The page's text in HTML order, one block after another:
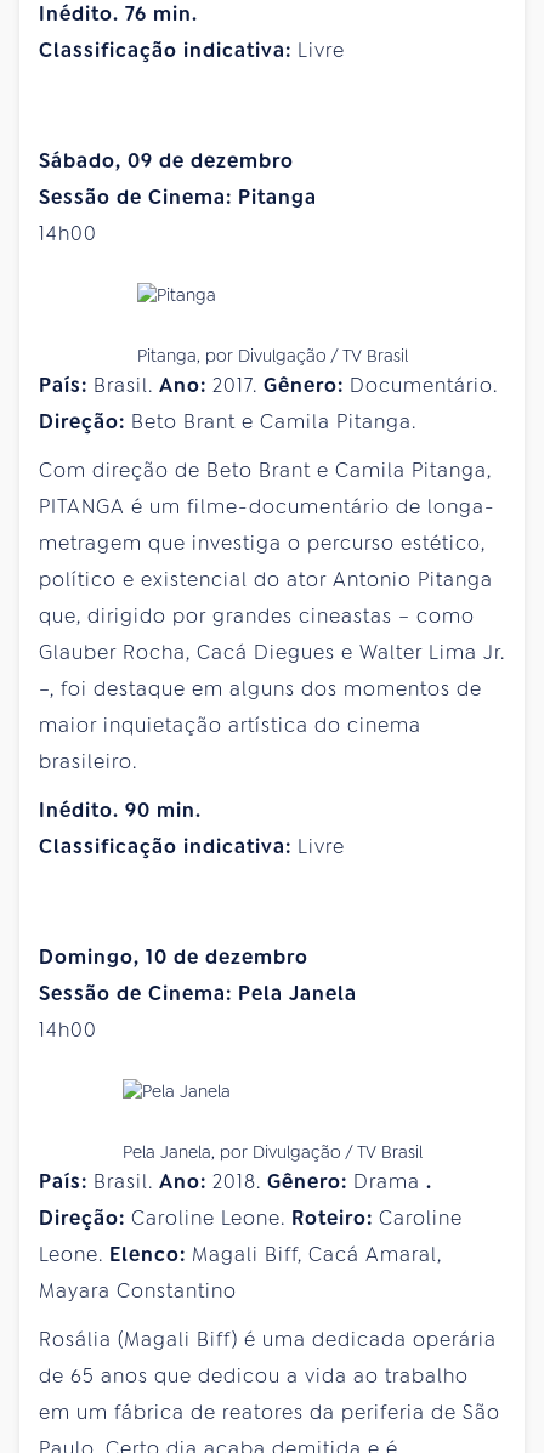
Inédito. 76 min.
Classificação indicativa: Livre
Sábado, 09 de dezembro
Sessão de Cinema: Pitanga
14h00
Pitanga, por Divulgação / TV Brasil
País: Brasil. Ano: 2017. Gênero: Documentário.
Direção: Beto Brant e Camila Pitanga.
Com direção de Beto Brant e Camila Pitanga,
PITANGA é um filme-documentário de longa-
metragem que investiga o percurso estético,
político e existencial do ator Antonio Pitanga
que, dirigido por grandes cineastas – como
Glauber Rocha, Cacá Diegues e Walter Lima Jr.
–, foi destaque em alguns dos momentos de
maior inquietação artística do cinema
brasileiro.
Inédito. 90 min.
Classificação indicativa: Livre
Domingo, 10 de dezembro
Sessão de Cinema: Pela Janela
14h00
Pela Janela, por Divulgação / TV Brasil
País: Brasil. Ano: 2018. Gênero: Drama .
Direção: Caroline Leone. Roteiro: Caroline
Leone. Elenco: Magali Biff, Cacá Amaral,
Mayara Constantino
Rosália (Magali Biff) é uma dedicada operária
de 65 anos que dedicou a vida ao trabalho
em um fábrica de reatores da periferia de São